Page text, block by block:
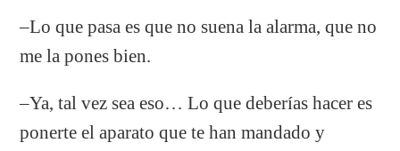
–Lo que pasa es que no suena la alarma, que no
me la pones bien.
–Ya, tal vez sea eso… Lo que deberías hacer es
ponerte el aparato que te han mandado y